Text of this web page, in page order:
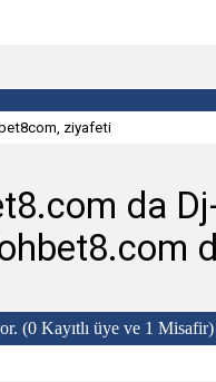
, ziyafeti
da
(0 Kayıtlı üye ve 1 Misafir)